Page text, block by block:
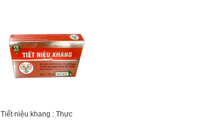
Tiết niệu khang : Thực